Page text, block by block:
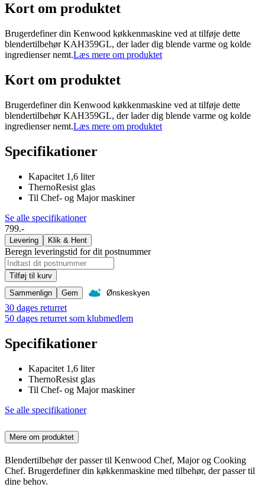
Kort om produktet
Brugerdefiner din Kenwood køkkenmaskine ved at tilføje dette
blendertilbehør KAH359GL, der lader dig blende varme og kolde
ingredienser nemt.Læs mere om produktet
Kort om produktet
Brugerdefiner din Kenwood køkkenmaskine ved at tilføje dette
blendertilbehør KAH359GL, der lader dig blende varme og kolde
ingredienser nemt.Læs mere om produktet
Specifikationer
Kapacitet 1,6 liter
ThernoResist glas
Til Chef- og Major maskiner
Se alle specifikationer
799.-
Levering Klik & Hent
Beregn leveringstid for dit postnummer
Tilføj til kurv
Sammenlign
Gem Ønskeskyen
30 dages returret
50 dages returret som klubmedlem
Specifikationer
Kapacitet 1,6 liter
ThernoResist glas
Til Chef- og Major maskiner
Se alle specifikationer
Mere om produktet
Blendertilbehør der passer til Kenwood Chef, Major og Cooking
Chef. Brugerdefiner din køkkenmaskine med tilbehør, der passer til
dine behov.